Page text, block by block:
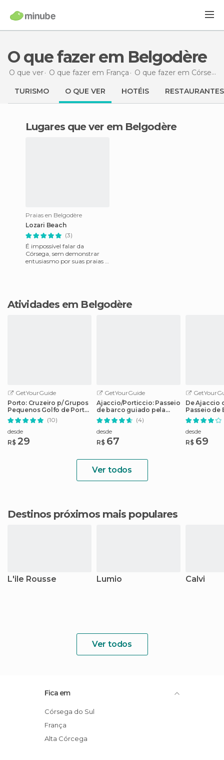
O que fazer em Belgodère
O que ver O que fazer em França O que fazer em Córsega do Sul
TURISMO O QUE VER HOTÉIS RESTAURANTES
Lugares que ver em Belgodère
Praias en Belgodère
Lozari Beach
(3)
É impossível falar da
Córsega, sem demonstrar
entusiasmo por suas praias ...
Atividades em Belgodère
GetYourGuide
Porto: Cruzeiro p/ Grupos
Pequenos Golfo de Porto,
Córsega
(10)
desde
R$ 29
GetYourGuide
Ajaccio/Porticcio: Passeio
de barco guiado pela
reserva natural de
Scandola
(4)
desde
R$ 67
De Ajaccio
Passeio de
Bonifácio 1
desde
R$ 69
Ver todos
Destinos próximos mais populares
L'ile Rousse Lumio Calvi
Ver todos
Fica em
Córsega do Sul
França
Alta Córcega